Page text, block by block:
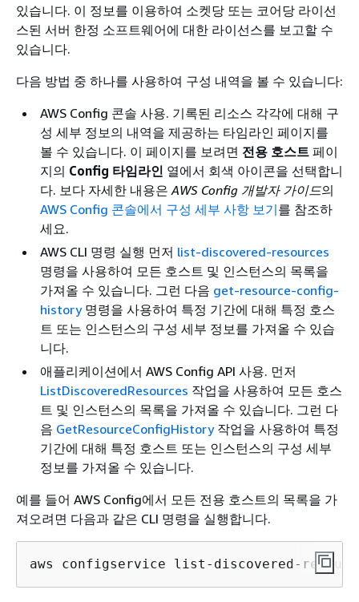
있습니다. 이 정보를 이용하여 소켓당 또는 코어당 라이선
스된 서버 한정 소프트웨어에 대한 라이선스를 보고할 수
있습니다.
다음 방법 중 하나를 사용하여 구성 내역을 볼 수 있습니다:
AWS Config 콘솔 사용. 기록된 리소스 각각에 대해 구
성 세부 정보의 내역을 제공하는 타임라인 페이지를
볼 수 있습니다. 이 페이지를 보려면 전용 호스트 페이
지의 Config 타임라인 열에서 회색 아이콘을 선택합니
다. 보다 자세한 내용은AWS Config 개발자 가이드의
AWS Config 콘솔에서 구성 세부 사항 보기를 참조하
세요.
AWS CLI 명령 실행 먼저 list-discovered-resources
명령을 사용하여 모든 호스트 및 인스턴스의 목록을
가져올 수 있습니다. 그런 다음 get-resource-config-
history명령을 사용하여 특정 기간에 대해 특정 호스
트 또는 인스턴스의 구성 세부 정보를 가져올 수 있습
니다.
애플리케이션에서 AWS Config API 사용. 먼저
ListDiscoveredResources 작업을 사용하여 모든 호스
트 및 인스턴스의 목록을 가져올 수 있습니다. 그런 다
음 GetResourceConfigHistory작업을 사용하여 특정
기간에 대해 특정 호스트 또는 인스턴스의 구성 세부
정보를 가져올 수 있습니다.
예를 들어 AWS Config에서 모든 전용 호스트의 목록을 가
져오려면 다음과 같은 CLI 명령을 실행합니다.
aws configservice list-discovered-